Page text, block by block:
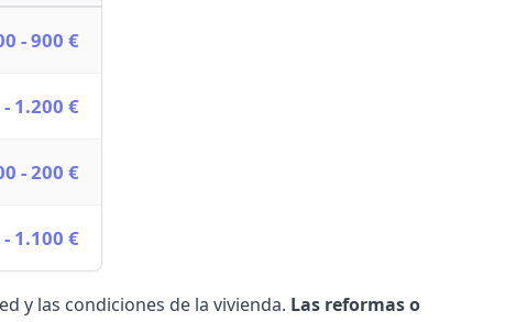
- 900 €
1.200 €
- 200 €
1.100 €
y las condiciones de la vivienda. Las reformas o